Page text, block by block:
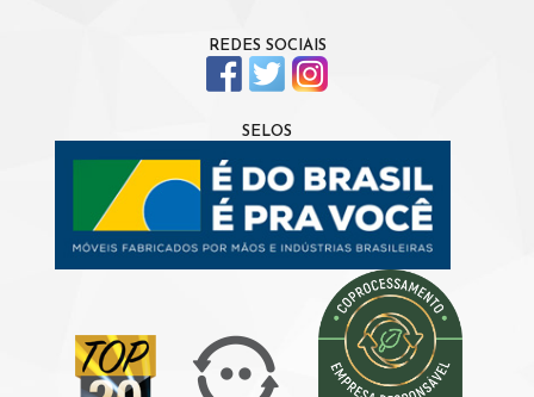
REDES SOCIAIS
SELOS